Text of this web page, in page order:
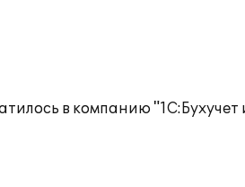
в компанию "1С:Бухучет